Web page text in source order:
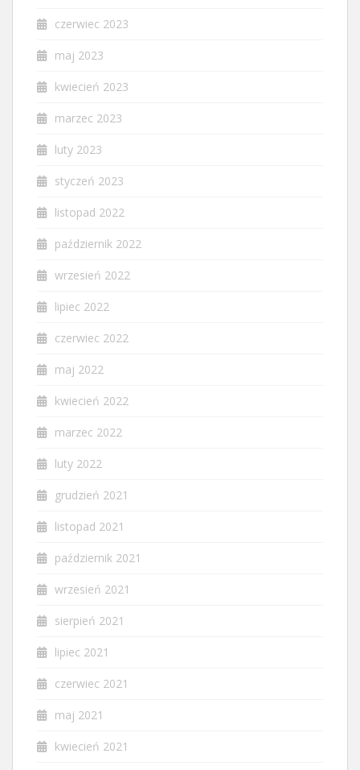
czerwiec 2023
maj 2023
kwiecień 2023
marzec 2023
luty 2023
styczeń 2023
listopad 2022
październik 2022
wrzesień 2022
lipiec 2022
czerwiec 2022
maj 2022
kwiecień 2022
marzec 2022
luty 2022
grudzień 2021
listopad 2021
październik 2021
wrzesień 2021
sierpień 2021
lipiec 2021
czerwiec 2021
maj 2021
kwiecień 2021